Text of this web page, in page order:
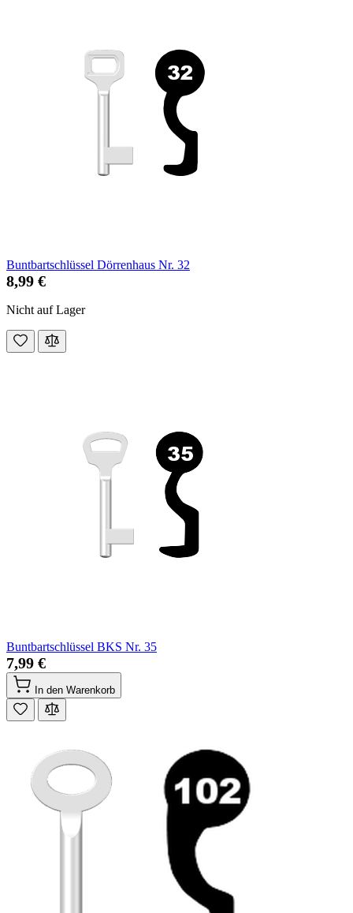
Buntbartschlüssel Dörrenhaus Nr. 32
8,99 €
Nicht auf Lager
Buntbartschlüssel BKS Nr. 35
7,99 €
In den Warenkorb